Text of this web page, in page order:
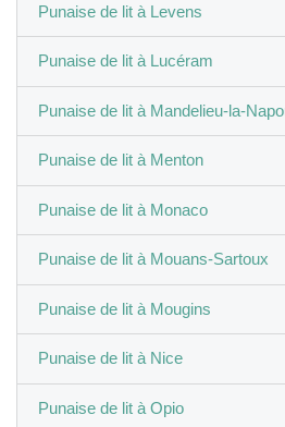
Punaise de lit à Levens
Punaise de lit à Lucéram
Punaise de lit à Mandelieu-la-
Punaise de lit à Menton
Punaise de lit à Monaco
Punaise de lit à Mouans-Sartoux
Punaise de lit à Mougins
Punaise de lit à Nice
Punaise de lit à Opio